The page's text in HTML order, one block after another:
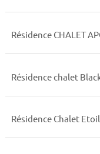
Résidence CHALET
Résidence chalet
Résidence Chalet